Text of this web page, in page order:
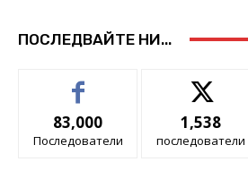
ПОСЛЕДВАЙТЕ НИ...
83,000
Последователи
1,538
последователи